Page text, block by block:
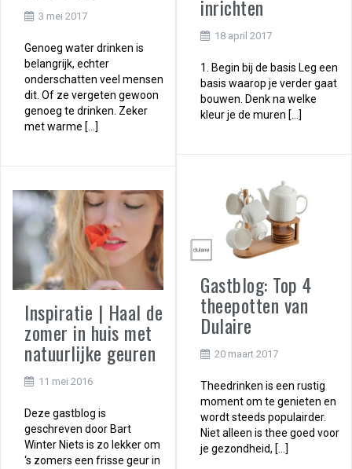
3 mei 2017
Genoeg water drinken is
belangrijk, echter
onderschatten veel mensen
dit. Of ze vergeten gewoon
genoeg te drinken. Zeker
met warme […]
inrichten
18 april 2017
1. Begin bij de basis Leg een
basis waarop je verder gaat
bouwen. Denk na welke
kleur je de muren […]
Gastblog: Top 4
theepotten van
Dulaire
20 maart 2017
Theedrinken is een rustig
moment om te genieten en
wordt steeds populairder.
Niet alleen is thee goed voor
je gezondheid, […]
Inspiratie | Haal de
zomer in huis met
natuurlijke geuren
11 mei 2016
Deze gastblog is
geschreven door Bart
Winter Niets is zo lekker om
‘s zomers een frisse geur in